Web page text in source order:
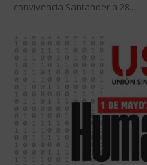
convivencia Santander a 28...